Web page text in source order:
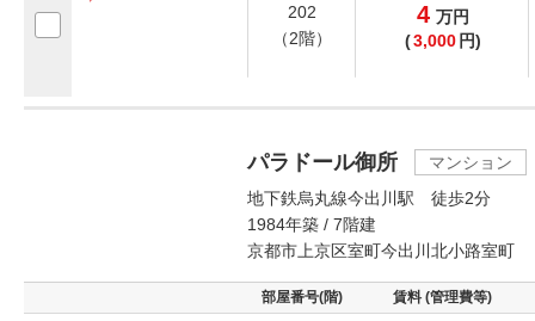
202
（2階）
4 万円
(3,000 円)
パラドール御所
マンション
地下鉄烏丸線今出川駅 徒歩2分
1984年築 / 7階建
京都市上京区室町今出川北小路室町
部屋番号(階) 賃料 (管理費等)